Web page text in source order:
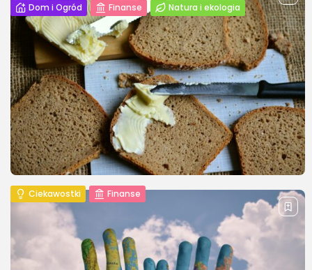
Dom i Ogród Finanse Natura i ekologia
Permakultura – jak zacząć? Przewodnik
dla początkujących
Permakultura to zrównoważony sposób projektowania
ogrodu i przestrzeni życiowej, który naśladuje naturalne
ekosystemy. To podejście bazuje na wzorcach
występujących w przyrodzie i pozwala na stworzenie
samowystarczalnych systemów uprawy, które
wymagają...
PUBLIKACJAJANUSZ KRAJEWSKI 18 LUTEGO, 2025
Ciekawostki Finanse
Duża kromka chleba – symbol sytości i
tradycji
Kromka chleba od wieków jest podstawowym elementem
codziennego życia. W wielu kulturach ma ona głębokie